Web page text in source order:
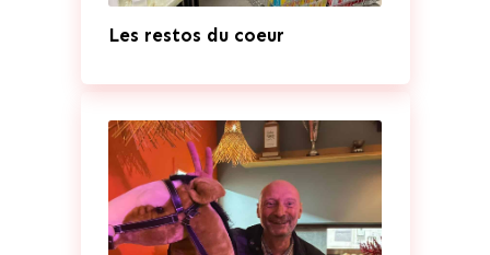
Les restos du coeur